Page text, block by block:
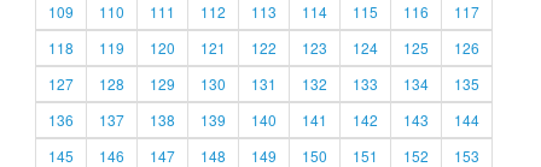
109
110 111 112 113 114 115 116
117
118
119 120 121 122 123 124 125
126
127
128 129 130 131 132 133 134
135
136
137 138 139 140 141 142 143
144
145
146 147 148 149 150 151 152
153